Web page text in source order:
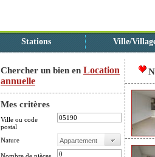
Stations Ville/
Chercher un bien en Location
annuelle
Mes critères
Ville ou code
postal
Nature